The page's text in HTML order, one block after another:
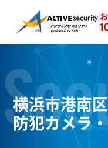
横浜市港南
防犯カメラ